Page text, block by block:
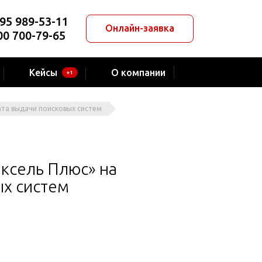
989-53-11
700-79-65
Онлайн-заявка
Кейсы +1 О компании
выдачи поисковых систем
Плюс» на
систем